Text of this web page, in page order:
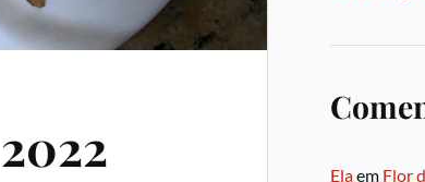
Elaem Flor